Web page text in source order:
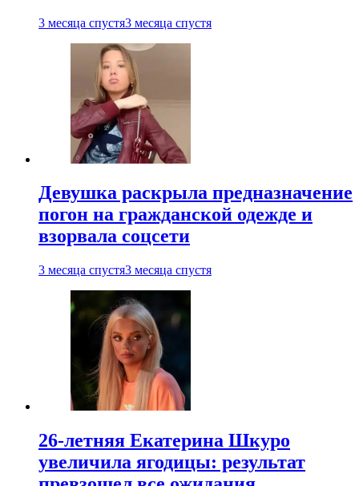
3 месяца спустя3 месяца спустя
Девушка раскрыла предназначение
погон на гражданской одежде и
взорвала соцсети
3 месяца спустя3 месяца спустя
26-летняя Екатерина Шкуро
увеличила ягодицы: результат